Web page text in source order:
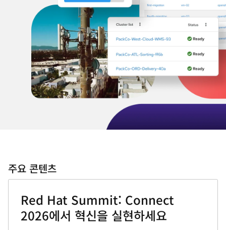
주요 콘텐츠
Red Hat Summit: Connect
2026에서 혁신을 실현하세요